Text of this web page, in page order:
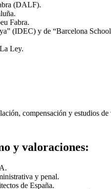
(DALF).
Fabra.
(IDEC) y de “Barcelona
Ley.
compensación y estudios
y valoraciones:
y penal.
de España.